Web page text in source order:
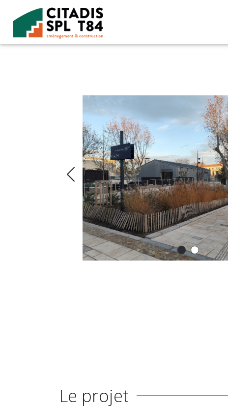
Accéder au contenu
Le projet